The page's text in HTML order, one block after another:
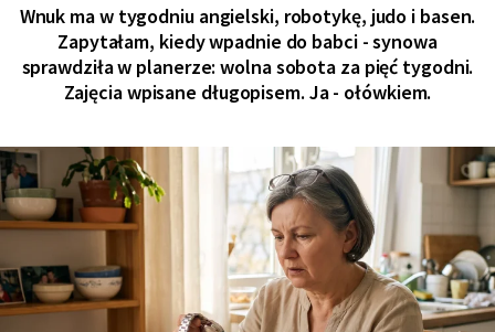
Wnuk ma w tygodniu angielski, robotykę, judo i basen.
Zapytałam, kiedy wpadnie do babci - synowa
sprawdziła w planerze: wolna sobota za pięć tygodni.
Zajęcia wpisane długopisem. Ja - ołówkiem.